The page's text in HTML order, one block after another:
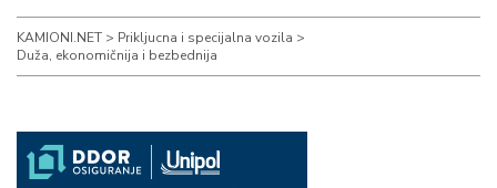
KAMIONI.NET > Prikljucna i specijalna vozila >
Duža, ekonomičnija i bezbednija